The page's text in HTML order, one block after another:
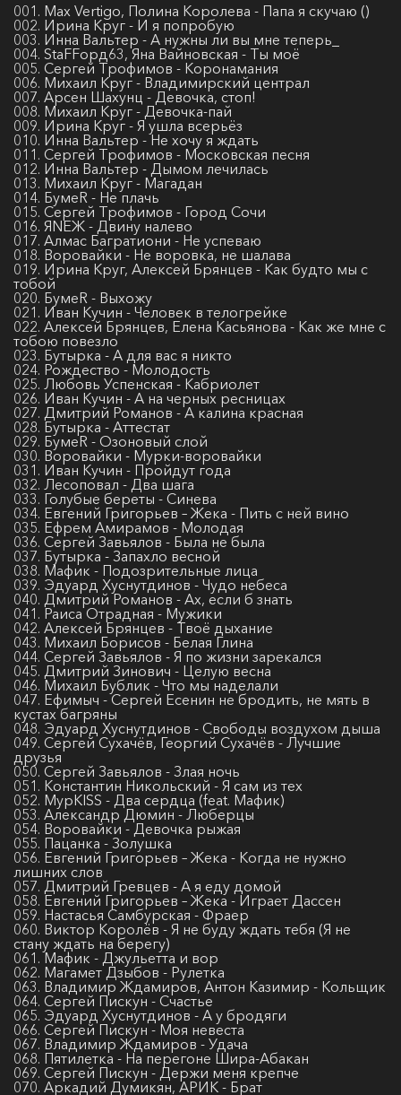
001. Max Vertigo, Полина Королева - Папа я скучаю ()
002. Ирина Круг - И я попробую
003. Инна Вальтер - А нужны ли вы мне теперь_
004. StaFFорд63, Яна Вайновская - Ты моё
005. Сергей Трофимов - Коронамания
006. Михаил Круг - Владимирский централ
007. Арсен Шахунц - Девочка, стоп!
008. Михаил Круг - Девочка-пай
009. Ирина Круг - Я ушла всерьёз
010. Инна Вальтер - Не хочу я ждать
011. Сергей Трофимов - Московская песня
012. Инна Вальтер - Дымом лечилась
013. Михаил Круг - Магадан
014. БумеR - Не плачь
015. Сергей Трофимов - Город Сочи
016. ЯNЕЖ - Двину налево
017. Алмас Багратиони - Не успеваю
018. Воровайки - Не воровка, не шалава
019. Ирина Круг, Алексей Брянцев - Как будто мы с
тобой
020. БумеR - Выхожу
021. Иван Кучин - Человек в телогрейке
022. Алексей Брянцев, Елена Касьянова - Как же мне с
тобою повезло
023. Бутырка - А для вас я никто
024. Рождество - Молодость
025. Любовь Успенская - Кабриолет
026. Иван Кучин - А на черных ресницах
027. Дмитрий Романов - А калина красная
028. Бутырка - Аттестат
029. БумеR - Озоновый слой
030. Воровайки - Мурки-воровайки
031. Иван Кучин - Пройдут года
032. Лесоповал - Два шага
033. Голубые береты - Синева
034. Евгений Григорьев – Жека - Пить с ней вино
035. Ефрем Амирамов - Молодая
036. Сергей Завьялов - Была не была
037. Бутырка - Запахло весной
038. Мафик - Подозрительные лица
039. Эдуард Хуснутдинов - Чудо небеса
040. Дмитрий Романов - Ах, если б знать
041. Раиса Отрадная - Мужики
042. Алексей Брянцев - Твоё дыхание
043. Михаил Борисов - Белая Глина
044. Сергей Завьялов - Я по жизни зарекался
045. Дмитрий Зинович - Целую весна
046. Михаил Бублик - Что мы наделали
047. Ефимыч - Сергей Есенин не бродить, не мять в
кустах багряны
048. Эдуард Хуснутдинов - Свободы воздухом дыша
049. Сергей Сухачёв, Георгий Сухачёв - Лучшие
друзья
050. Сергей Завьялов - Злая ночь
051. Константин Никольский - Я сам из тех
052. МурKISS - Два сердца (feat. Мафик)
053. Александр Дюмин - Люберцы
054. Воровайки - Девочка рыжая
055. Пацанка - Золушка
056. Евгений Григорьев – Жека - Когда не нужно
лишних слов
057. Дмитрий Гревцев - А я еду домой
058. Евгений Григорьев – Жека - Играет Дассен
059. Настасья Самбурская - Фраер
060. Виктор Королёв - Я не буду ждать тебя (Я не
стану ждать на берегу)
061. Мафик - Джульетта и вор
062. Магамет Дзыбов - Рулетка
063. Владимир Ждамиров, Антон Казимир - Кольщик
064. Сергей Пискун - Счастье
065. Эдуард Хуснутдинов - А у бродяги
066. Сергей Пискун - Моя невеста
067. Владимир Ждамиров - Удача
068. Пятилетка - На перегоне Шира-Абакан
069. Сергей Пискун - Держи меня крепче
070. Аркадий Думикян, АРИК - Брат